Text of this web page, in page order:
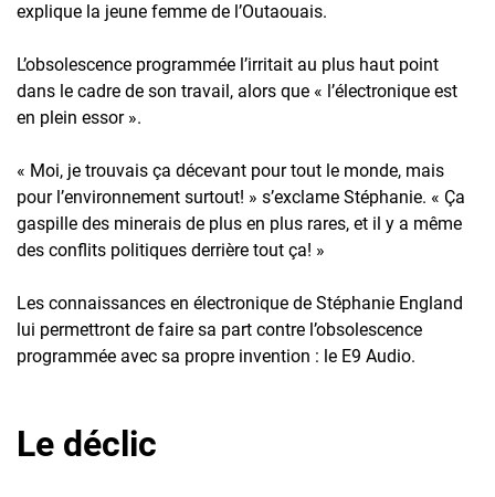
explique la jeune femme de l’Outaouais.
L’obsolescence programmée l’irritait au plus haut point
dans le cadre de son travail, alors que « l’électronique est
en plein essor ».
« Moi, je trouvais ça décevant pour tout le monde, mais
pour l’environnement surtout! » s’exclame Stéphanie. « Ça
gaspille des minerais de plus en plus rares, et il y a même
des conflits politiques derrière tout ça! »
Les connaissances en électronique de Stéphanie England
lui permettront de faire sa part contre l’obsolescence
programmée avec sa propre invention : le E9 Audio.
Le déclic